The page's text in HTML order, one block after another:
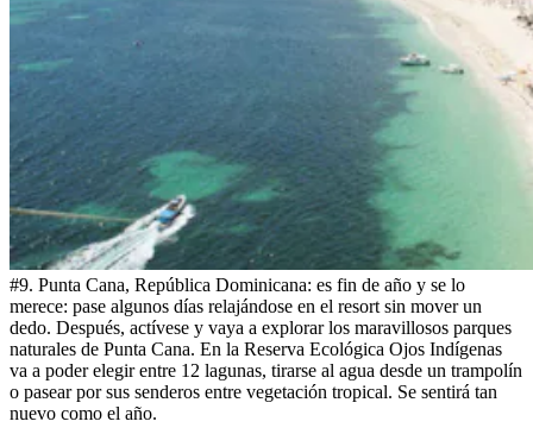
#9. Punta Cana, República Dominicana: es fin de año y se lo
merece: pase algunos días relajándose en el resort sin mover un
dedo. Después, actívese y vaya a explorar los maravillosos parques
naturales de Punta Cana. En la Reserva Ecológica Ojos Indígenas
va a poder elegir entre 12 lagunas, tirarse al agua desde un trampolín
o pasear por sus senderos entre vegetación tropical. Se sentirá tan
nuevo como el año.